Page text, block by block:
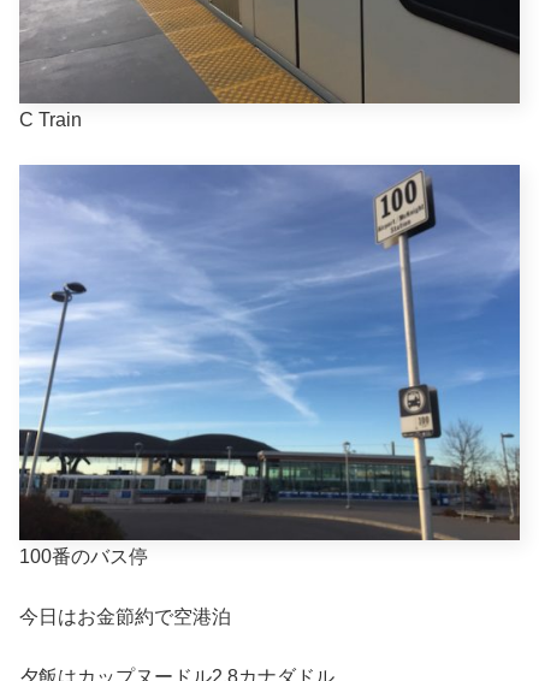
C Train
100番のバス停
今日はお金節約で空港泊